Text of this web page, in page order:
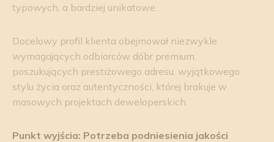
typowych, a bardziej unikatowe.
Docelowy profil klienta obejmował niezwykle
wymagających odbiorców dóbr premium,
poszukujących prestiżowego adresu, wyjątkowego
stylu życia oraz autentyczności, której brakuje w
masowych projektach deweloperskich.
Punkt wyjścia: Potrzeba podniesienia jakości